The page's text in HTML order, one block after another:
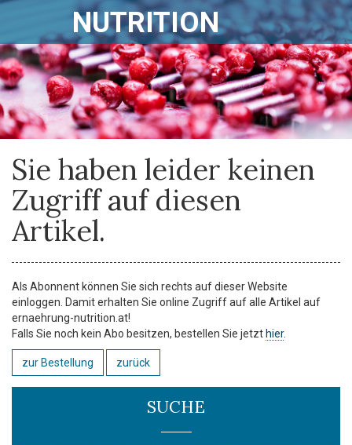
NUTRITION
Sie haben leider keinen
Zugriff auf diesen
Artikel.
Als Abonnent können Sie sich rechts auf dieser Website
einloggen. Damit erhalten Sie online Zugriff auf alle Artikel auf
ernaehrung-nutrition.at!
Falls Sie noch kein Abo besitzen, bestellen Sie jetzt hier.
zur Bestellung zurück
SUCHE